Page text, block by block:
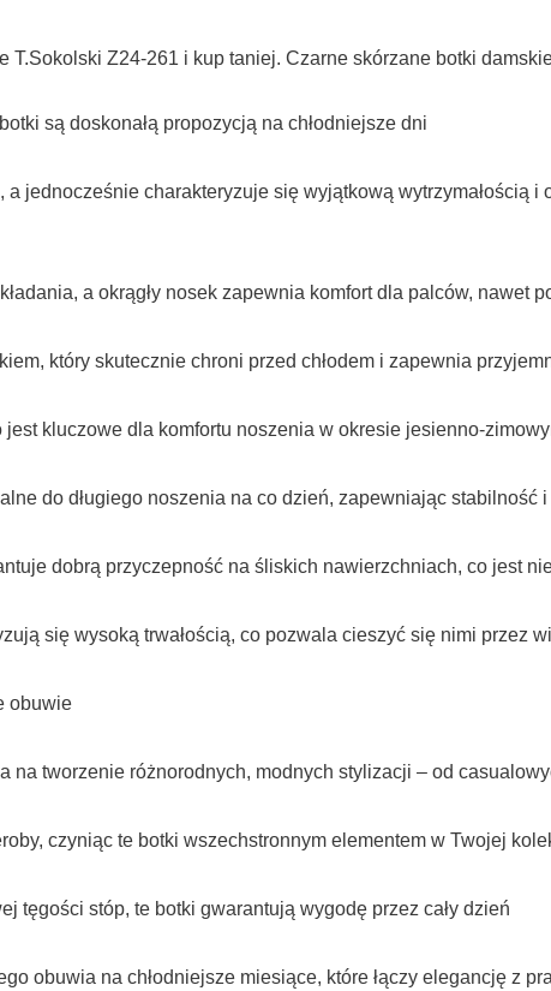
Z24-261 i kup taniej. Czarne skórzane botki
są doskonałą propozycją na chłodniejsze dni
jednocześnie charakteryzuje się wyjątkową wytrzymałością
a okrągły nosek zapewnia komfort dla palców, nawet
który skutecznie chroni przed chłodem i zapewnia
kluczowe dla komfortu noszenia w okresie jesienno-
do długiego noszenia na co dzień, zapewniając stabilność
dobrą przyczepność na śliskich nawierzchniach, co jest
się wysoką trwałością, co pozwala cieszyć się nimi przez
obuwie
tworzenie różnorodnych, modnych stylizacji – od
czyniąc te botki wszechstronnym elementem w Twojej
stóp, te botki gwarantują wygodę przez cały dzień
obuwia na chłodniejsze miesiące, które łączy elegancję z